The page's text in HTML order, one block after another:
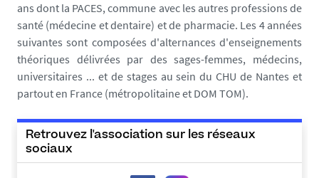
ans dont la PACES, commune avec les autres professions de
santé (médecine et dentaire) et de pharmacie. Les 4 années
suivantes sont composées d'alternances d'enseignements
théoriques délivrées par des sages-femmes, médecins,
universitaires ... et de stages au sein du CHU de Nantes et
partout en France (métropolitaine et DOM TOM).
Retrouvez l'association sur les réseaux
sociaux